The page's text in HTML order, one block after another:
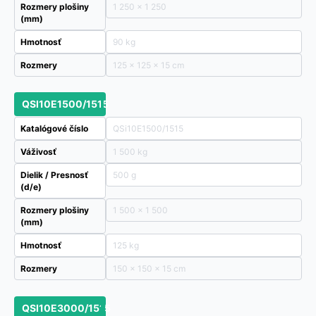
Rozmery plošiny
(mm)
1 250 x 1 250
Hmotnosť 90 kg
Rozmery 125 × 125 × 15 cm
QSI10E1500/1515
Katalógové číslo QSi10E1500/1515
Váživosť 1 500 kg
Dielik / Presnosť
(d/e)
500 g
Rozmery plošiny
(mm)
1 500 x 1 500
Hmotnosť 125 kg
Rozmery 150 × 150 × 15 cm
QSI10E3000/1515